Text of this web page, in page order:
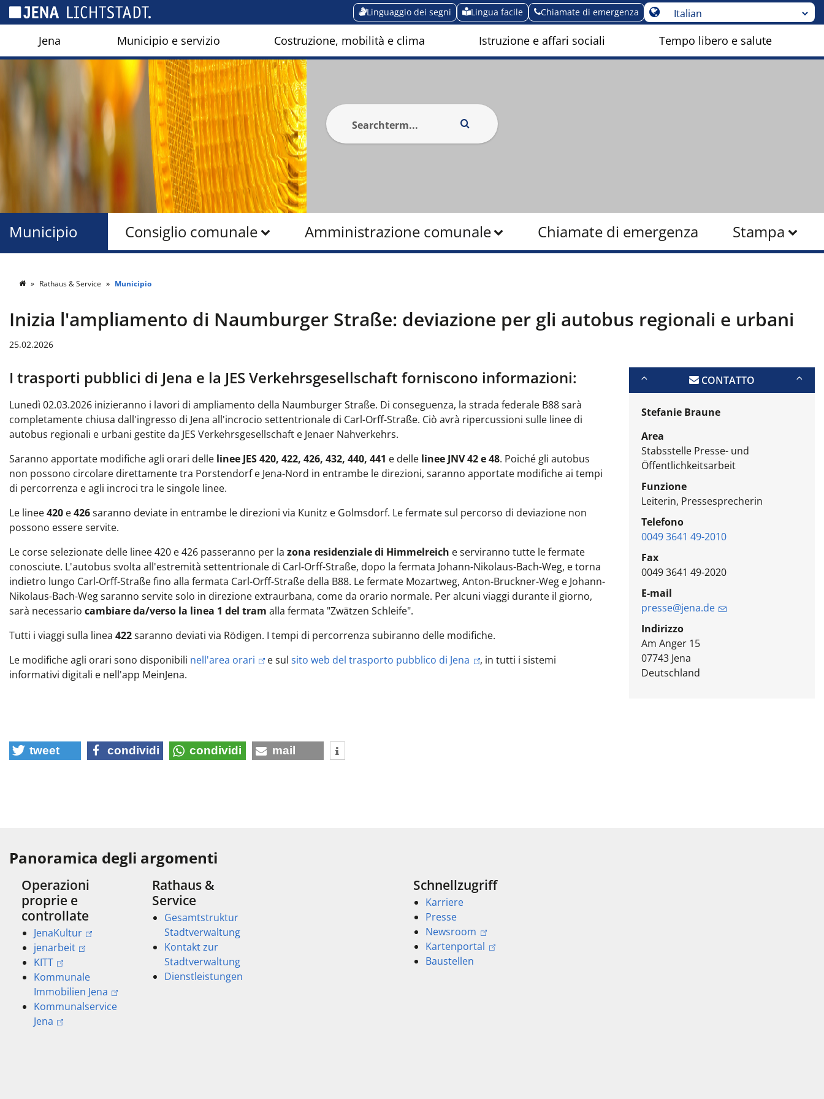
Linguaggio dei segni Lingua facile Chiamate di emergenza
Jena Municipio e servizio Costruzione, mobilità e clima Istruzione e affari sociali Tempo libero e salute
Consiglio comunale Amministrazione comunale Chiamate di emergenza Stampa
Municipio
Rathaus & Service Municipio
Inizia l'ampliamento di Naumburger Straße: deviazione per gli autobus regionali e urbani
25.02.2026
I trasporti pubblici di Jena e la JES Verkehrsgesellschaft forniscono informazioni:
Lunedì 02.03.2026 inizieranno i lavori di ampliamento della Naumburger Straße. Di conseguenza, la strada federale B88 sarà
completamente chiusa dall'ingresso di Jena all'incrocio settentrionale di Carl-Orff-Straße. Ciò avrà ripercussioni sulle linee di
autobus regionali e urbani gestite da JES Verkehrsgesellschaft e Jenaer Nahverkehrs.
Saranno apportate modifiche agli orari delle linee JES420, 422, 426, 432, 440, 441 e delle linee JNV 42 e 48. Poiché gli autobus
non possono circolare direttamente tra Porstendorf e Jena-Nord in entrambe le direzioni, saranno apportate modifiche ai tempi
di percorrenza e agli incroci tra le singole linee.
Le linee420 e426saranno deviate in entrambe le direzioni via Kunitz e Golmsdorf. Le fermate sul percorso di deviazione non
possono essere servite.
Le corse selezionate delle linee 420 e 426 passeranno per la zona residenziale di Himmelreich e serviranno tutte le fermate
conosciute. L'autobus svolta all'estremità settentrionale di Carl-Orff-Straße, dopo la fermata Johann-Nikolaus-Bach-Weg, e torna
indietro lungo Carl-Orff-Straße fino alla fermata Carl-Orff-Straße della B88. Le fermate Mozartweg, Anton-Bruckner-Weg e Johann-
Nikolaus-Bach-Weg saranno servite solo in direzione extraurbana, come da orario normale. Per alcuni viaggi durante il giorno,
sarà necessario cambiare da/verso la linea 1 del tram alla fermata "Zwätzen Schleife".
Tutti i viaggi sulla linea 422saranno deviati via Rödigen. I tempi di percorrenza subiranno delle modifiche.
Le modifiche agli orari sono disponibili nell'area orari e sulsito web del trasporto pubblico di Jena
, in tutti i sistemi
informativi digitali e nell'app MeinJena.
CONTATTO
Stefanie Braune
Area
Stabsstelle Presse- und
Öffentlichkeitsarbeit
Funzione
Leiterin, Pressesprecherin
Telefono
0049 3641 49-2010
Fax
0049 3641 49-2020
E-mail
presse@jena.de
Indirizzo
Am Anger 15
07743 Jena
Deutschland
tweet condividi condividi mail
Panoramica degli argomenti
Operazioni
proprie e
controllate
JenaKultur
jenarbeit
KITT
Kommunale
Immobilien Jena
Kommunalservice
Jena
Rathaus &
Service
Gesamtstruktur
Stadtverwaltung
Kontakt zur
Stadtverwaltung
Dienstleistungen
Schnellzugriff
Karriere
Presse
Newsroom
Kartenportal
Baustellen
Pannello di gestione dei cookies